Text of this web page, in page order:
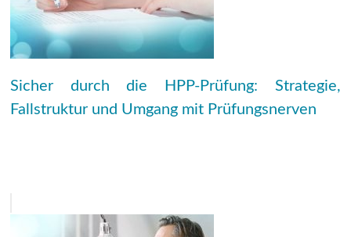
Sicher durch die HPP-Prüfung: Strategie,
Fallstruktur und Umgang mit Prüfungsnerven